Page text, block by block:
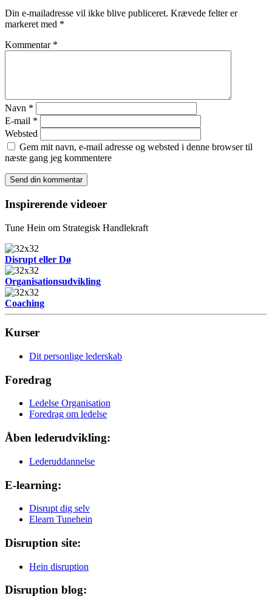
Din e-mailadresse vil ikke blive publiceret. Krævede felter er
markeret med *
Kommentar *
Navn *
E-mail *
Websted
Gem mit navn, e-mail adresse og websted i denne browser til
næste gang jeg kommentere
Inspirerende videoer
Tune Hein om Strategisk Handlekraft
Disrupt eller Dø
Organisationsudvikling
Coaching
Kurser
Dit personlige lederskab
Foredrag
Ledelse Organisation
Foredrag om ledelse
Åben lederudvikling:
Lederuddannelse
E-learning:
Disrupt dig selv
Elearn Tunehein
Disruption site:
Hein disruption
Disruption blog: